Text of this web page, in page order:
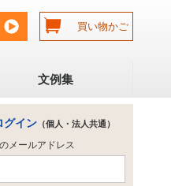
買い物かご
文例集
グイン （個人・法人共通）
メールアドレス